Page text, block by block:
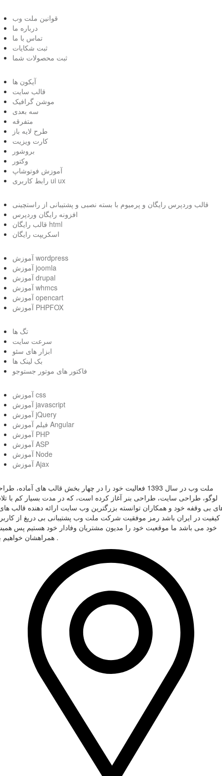
قوانین ملت وب
درباره ما
تماس با ما
ثبت شکایات
ثبت محصولات شما
آیکون ها
قالب سایت
موشن گرافیک
سه بعدی
متفرقه
طرح لایه باز
کارت ویزیت
بروشور
وکتور
آموزش فوتوشاپ
رابط کاربری ui ux
قالب وردپرس رایگان و پرمیوم با بسته نصبی و پشتیبانی از راستچینی
افزونه رایگان وردپرس
قالب رایگان html
اسکریپت رایگان
آموزش wordpress
آموزش joomla
آموزش drupal
آموزش whmcs
آموزش opencart
آموزش PHPFOX
تگ ها
سرعت سایت
ابزار های سئو
بک لینک ها
فاکتور های موتور جستوجو
آموزش css
آموزش javascript
آموزش jQuery
فیلم آموزش Angular
آموزش PHP
آموزش ASP
آموزش Node
آموزش Ajax
ملت وب در سال 1393 فعالیت خود را در چهار بخش قالب های آماده،
لوگو، طراحی سایت، طراحی بنر آغاز کرده است، که در مدت بسیار کم با
بی وقفه خود و همکاران توانسته بزرگترین وب سایت ارائه دهنده قالب
کیفیت در ایران باشد رمز موفقیت شرکت ملت وب پشتیبانی بی دریغ از
خود می باشد ما موقعیت خود را مدیون مشتریان وفادار خود هستیم پس
همراهشان خواهیم بود .